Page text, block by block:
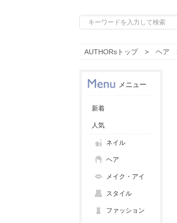
AUTHORsトップ ヘア
メニュー
新着
人気
ネイル
ヘア
メイク・アイ
スタイル
ファッション